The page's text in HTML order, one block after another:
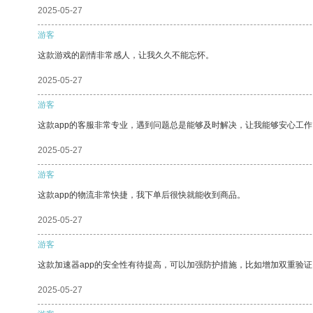
2025-05-27
游客
这款游戏的剧情非常感人，让我久久不能忘怀。
2025-05-27
游客
这款app的客服非常专业，遇到问题总是能够及时解决，让我能够安心工
2025-05-27
游客
这款app的物流非常快捷，我下单后很快就能收到商品。
2025-05-27
游客
这款加速器app的安全性有待提高，可以加强防护措施，比如增加双重验
2025-05-27